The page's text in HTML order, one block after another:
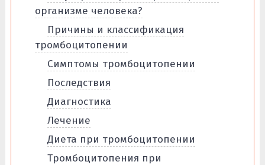
организме человека?
Причины и классификация
тромбоцитопении
Симптомы тромбоцитопении
Последствия
Диагностика
Лечение
Диета при тромбоцитопении
Тромбоцитопения при